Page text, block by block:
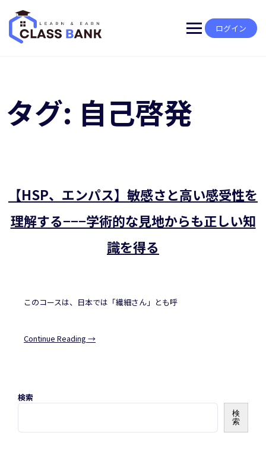
content
ログイン
タグ: 自己啓発
【HSP、エンパス】敏感さと高い感受性を
理解する−−−学術的な見地からも正しい知
識を得る
このコースは、日本では「繊細さん」とも呼
Continue Reading →
検索
検
索